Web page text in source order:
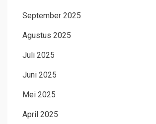
September 2025
Agustus 2025
Juli 2025
Juni 2025
Mei 2025
April 2025